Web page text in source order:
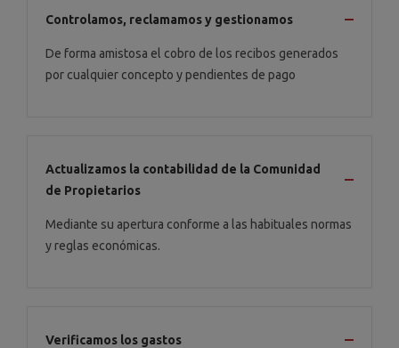
Controlamos, reclamamos y gestionamos
De forma amistosa el cobro de los recibos generados
por cualquier concepto y pendientes de pago
Actualizamos la contabilidad de la Comunidad
de Propietarios
Mediante su apertura conforme a las habituales normas
y reglas económicas.
Verificamos los gastos